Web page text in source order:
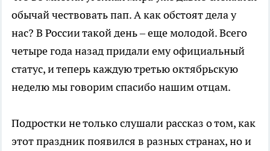
обычай чествовать пап. А как обстоят дела у
нас? В России такой день – еще молодой. Всего
четыре года назад придали ему официальный
статус, и теперь каждую третью октябрьскую
неделю мы говорим спасибо нашим отцам.
Подростки не только слушали рассказ о том, как
этот праздник появился в разных странах, но и